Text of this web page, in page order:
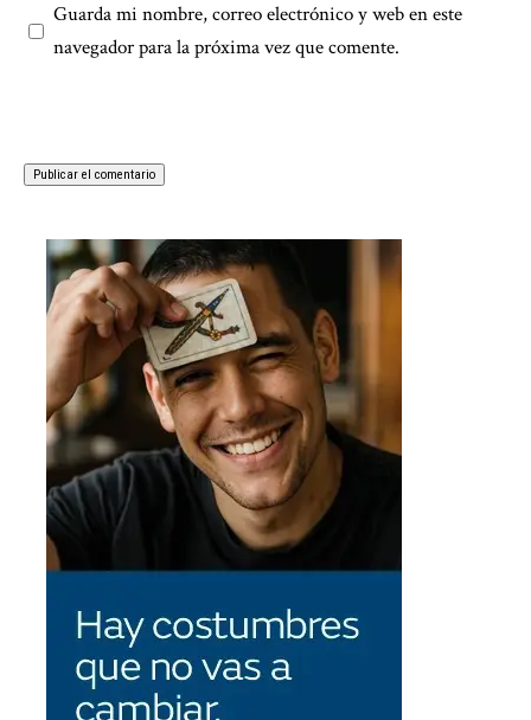
Guarda mi nombre, correo electrónico y web en este
navegador para la próxima vez que comente.